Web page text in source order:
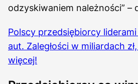
odzyskiwaniem należności” –
Polscy przedsiębiorcy
aut. Zaległości w miliardach
więcej!